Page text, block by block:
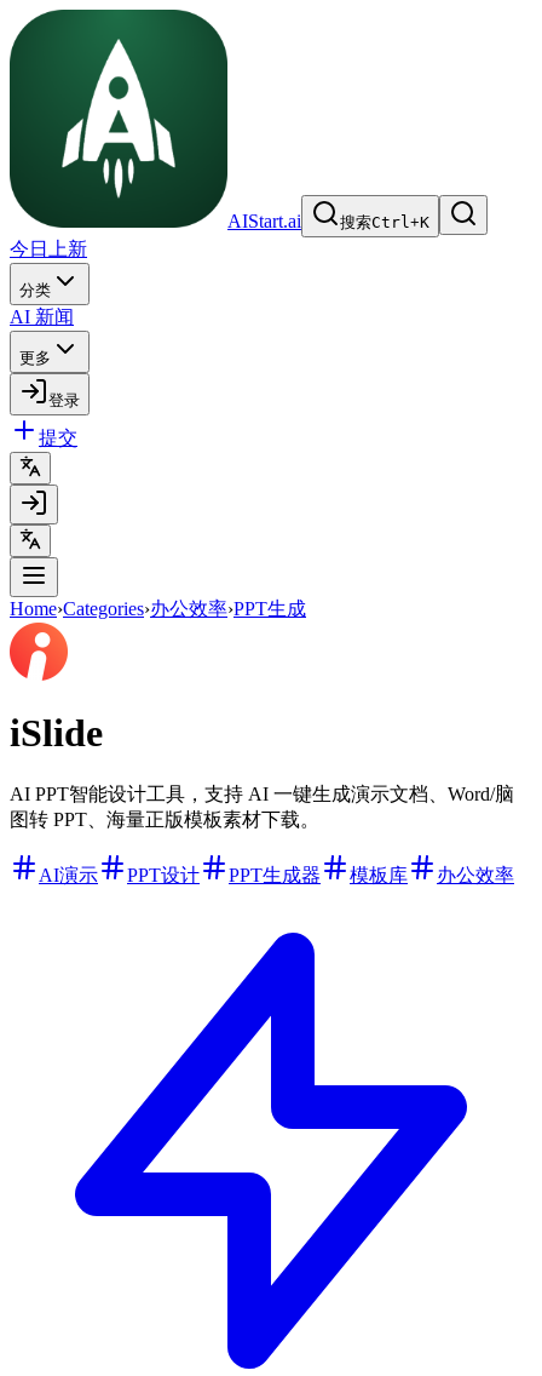
AIStart.ai 搜索Ctrl+K
今日上新
分类
AI 新闻
更多
登录
提交
Home›Categories›办公效率›PPT生成
iSlide
AI PPT智能设计工具，支持 AI 一键生成演示文档、Word/脑
图转 PPT、海量正版模板素材下载。
AI演示 PPT设计 PPT生成器 模板库 办公效率